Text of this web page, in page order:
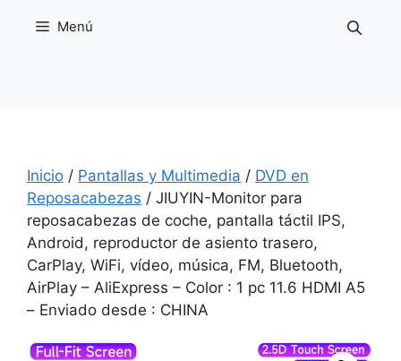
Menú
Inicio / Pantallas y Multimedia / DVD en
Reposacabezas / JIUYIN-Monitor para
reposacabezas de coche, pantalla táctil IPS,
Android, reproductor de asiento trasero,
CarPlay, WiFi, vídeo, música, FM, Bluetooth,
AirPlay – AliExpress – Color : 1 pc 11.6 HDMI A5
– Enviado desde : CHINA